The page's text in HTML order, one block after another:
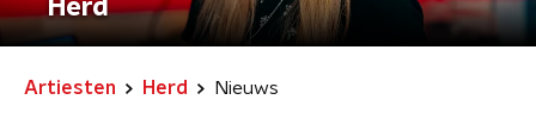
Herd
Artiesten Herd Nieuws